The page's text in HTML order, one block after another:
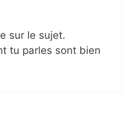
sur le sujet.
tu parles sont bien